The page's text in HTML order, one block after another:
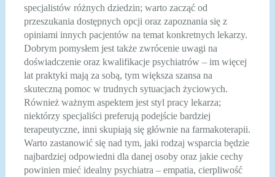
specjalistów różnych dziedzin; warto zacząć od
przeszukania dostępnych opcji oraz zapoznania się z
opiniami innych pacjentów na temat konkretnych lekarzy.
Dobrym pomysłem jest także zwrócenie uwagi na
doświadczenie oraz kwalifikacje psychiatrów – im więcej
lat praktyki mają za sobą, tym większa szansa na
skuteczną pomoc w trudnych sytuacjach życiowych.
Również ważnym aspektem jest styl pracy lekarza;
niektórzy specjaliści preferują podejście bardziej
terapeutyczne, inni skupiają się głównie na farmakoterapii.
Warto zastanowić się nad tym, jaki rodzaj wsparcia będzie
najbardziej odpowiedni dla danej osoby oraz jakie cechy
powinien mieć idealny psychiatra – empatia, cierpliwość